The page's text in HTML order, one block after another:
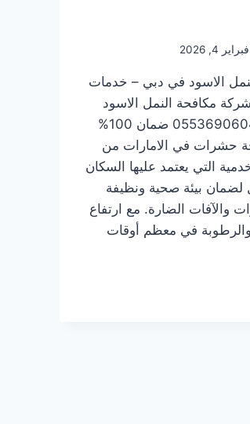
فبراير 4, 2026
الاسود في دبي – خدمات
شركة مكافحة النمل الاسود
0553690604 ضمان 100%
حشرات في الامارات من
التي يعتمد عليها السكان
لضمان بيئة صحية ونظيفة
والآفات الضارة. مع ارتفاع
في معظم أوقات